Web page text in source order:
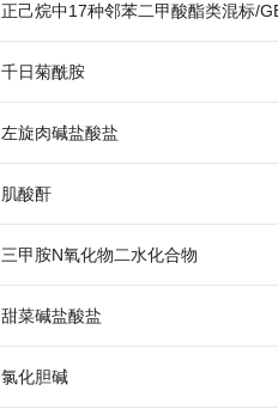
正己烷中17种邻苯二甲酸酯类混标/
千日菊酰胺
左旋肉碱盐酸盐
肌酸酐
三甲胺N氧化物二水化合物
甜菜碱盐酸盐
氯化胆碱